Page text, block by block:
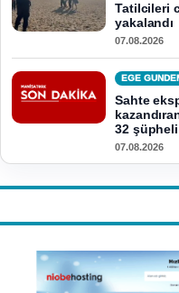
Tatilcileri
yakalandı
07.08.2026
EGE
Sahte
32
07.08.2026